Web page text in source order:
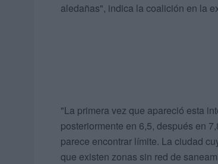
aledañas", indica la coalición en la
"La primera vez que apareció esta
posteriormente en 6,5, después en
parece encontrar límite. La ciudad
que existen zonas sin red de